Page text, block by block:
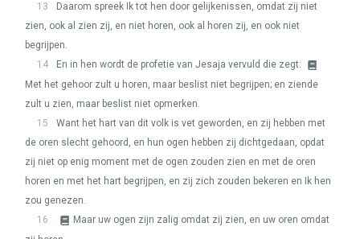
13
Daarom spreek Ik tot hen door gelijkenissen, omdat zij niet
zien, ook al zien zij, en niet horen, ook al horen zij, en ook niet
begrijpen.
14
En in hen wordt de profetie van Jesaja vervuld die zegt:
Met het gehoor zult u horen, maar beslist niet begrijpen; en ziende
zult u zien, maar beslist niet opmerken.
15
Want het hart van dit volk is vet geworden, en zij hebben met
de oren slecht gehoord, en hun ogen hebben zij dichtgedaan, opdat
zij niet op enig moment met de ogen zouden zien en met de oren
horen en met het hart begrijpen, en zij zich zouden bekeren en Ik hen
zou genezen.
16
Maar uw ogen zijn zalig omdat zij zien, en uw oren omdat